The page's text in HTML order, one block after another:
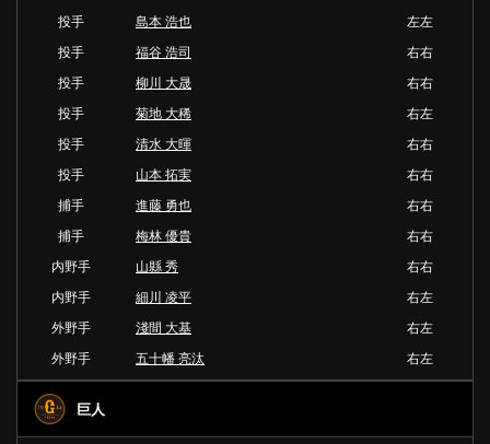
投手
島本 浩也
左左
投手
福谷 浩司
右右
投手
柳川 大晟
右右
投手
菊地 大稀
右左
投手
清水 大暉
右右
投手
山本 拓実
右右
捕手
進藤 勇也
右右
捕手
梅林 優貴
右右
内野手
山縣 秀
右右
内野手
細川 凌平
右左
外野手
淺間 大基
右左
外野手
五十幡 亮汰 右左
巨人